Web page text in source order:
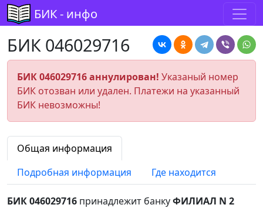
БИК - инфо
БИК 046029716
БИК 046029716 аннулирован! Указаный номер
БИК отозван или удален. Платежи на указанный
БИК невозможны!
Общая информация
Подробная информация
Где находится
БИК 046029716 принадлежит банкуФИЛИАЛ N 2